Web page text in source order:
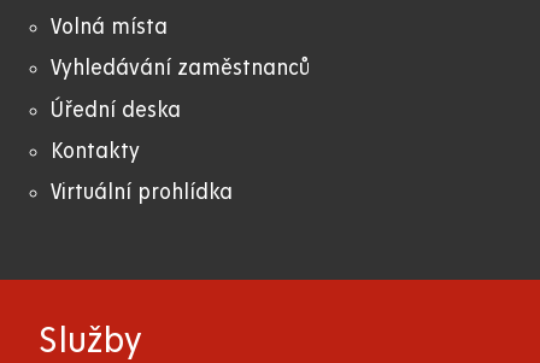
Volná místa
Vyhledávání zaměstnanců
Úřední deska
Kontakty
Virtuální prohlídka
Služby